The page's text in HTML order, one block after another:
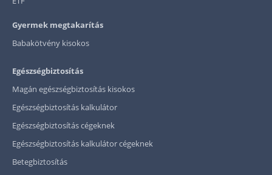
Gyermek megtakarítás
Babakötvény kisokos
Egészségbiztosítás
Magán egészségbiztosítás kisokos
Egészségbiztosítás kalkulátor
Egészségbiztosítás cégeknek
Egészségbiztosítás kalkulátor cégeknek
Betegbiztosítás